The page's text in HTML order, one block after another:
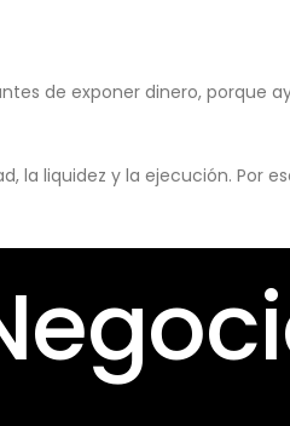
de exponer dinero, porque
la liquidez y la ejecución. Por